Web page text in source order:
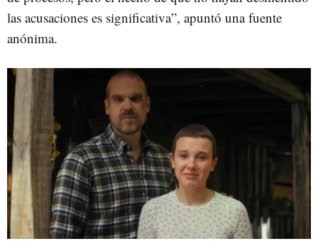
las acusaciones es significativa”, apuntó una fuente
anónima.